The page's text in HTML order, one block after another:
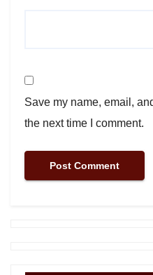
Save my name, email,
the next time I comment.